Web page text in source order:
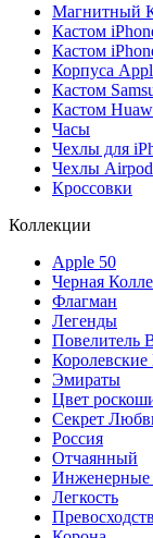
Магнитный
Кастом
Кастом
Корпуса
Кастом
Кастом
Часы
Чехлы для
Чехлы
Кроссовки
Коллекции
Apple 50
Черная
Флагман
Легенды
Повелитель
Королевские
Эмираты
Цвет
Секрет
Россия
Отчаянный
Инженерные
Легкость